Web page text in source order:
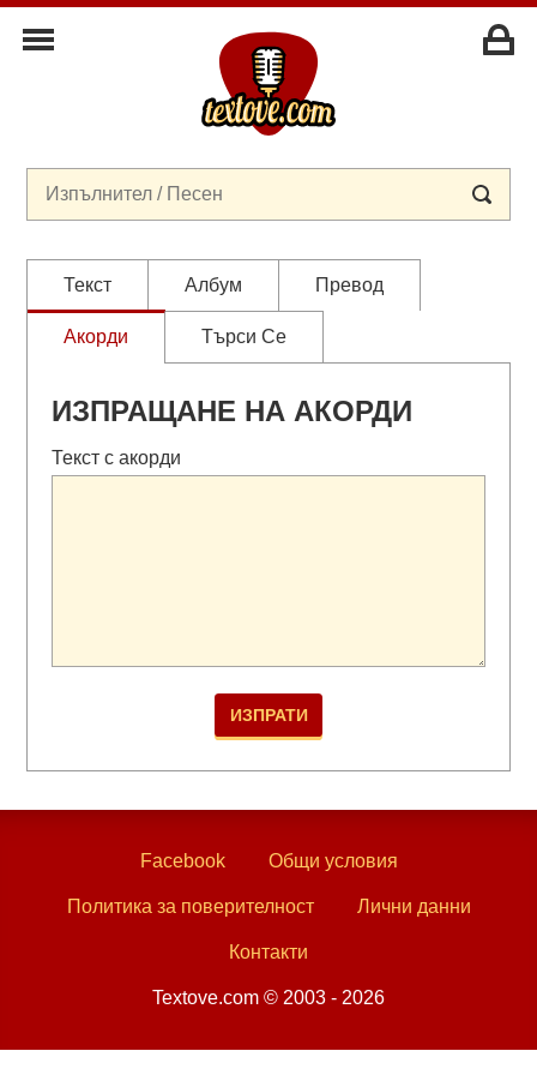
Текст Албум Превод
Акорди Търси Се
ИЗПРАЩАНЕ НА АКОРДИ
Текст с акорди
Facebook Общи условия
Политика за поверителност Лични данни
Контакти
Textove.com © 2003 - 2026